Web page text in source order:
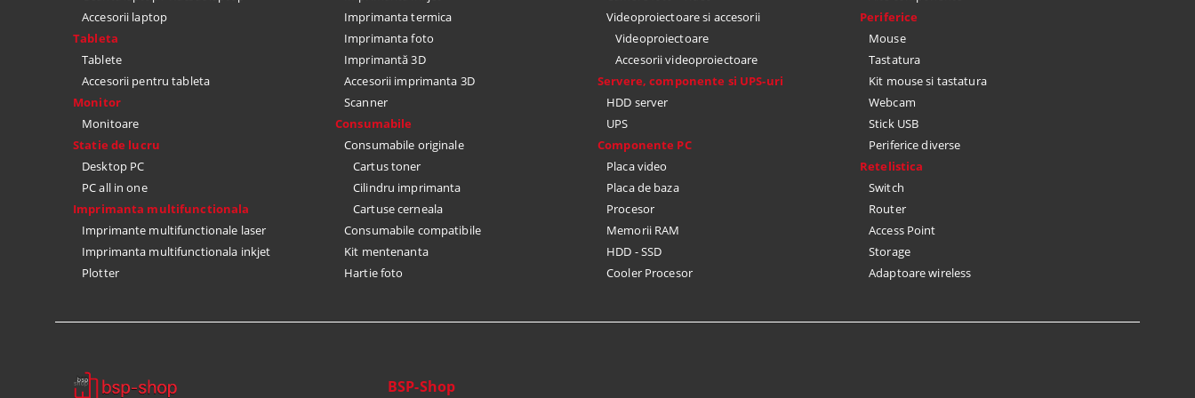
Accesorii laptop
Tableta
Tablete
Accesorii pentru tableta
Monitor
Monitoare
Statie de lucru
Desktop PC
PC all in one
Imprimanta multifunctionala
Imprimante multifunctionale laser
Imprimanta multifunctionala inkjet
Plotter
Imprimanta termica
Imprimanta foto
Imprimantă 3D
Accesorii imprimanta 3D
Scanner
Consumabile
Consumabile originale
Cartus toner
Cilindru imprimanta
Cartuse cerneala
Consumabile compatibile
Kit mentenanta
Hartie foto
Videoproiectoare si accesorii
Videoproiectoare
Accesorii videoproiectoare
Servere, componente si UPS-uri
HDD server
UPS
Componente PC
Placa video
Placa de baza
Procesor
Memorii RAM
HDD - SSD
Cooler Procesor
Periferice
Mouse
Tastatura
Kit mouse si tastatura
Webcam
Stick USB
Periferice diverse
Retelistica
Switch
Router
Access Point
Storage
Adaptoare wireless
BSP-Shop